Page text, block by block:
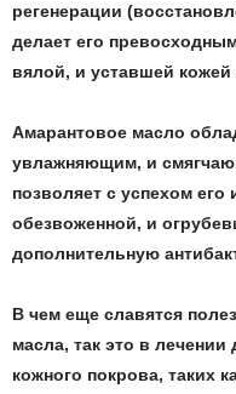
регенерации
делает его
вялой, и уставшей
Амарантовое масло
увлажняющим, и
позволяет с успехом
обезвоженной, и
дополнительную
В чем еще славятся
масла, так это в
кожного покрова, таких